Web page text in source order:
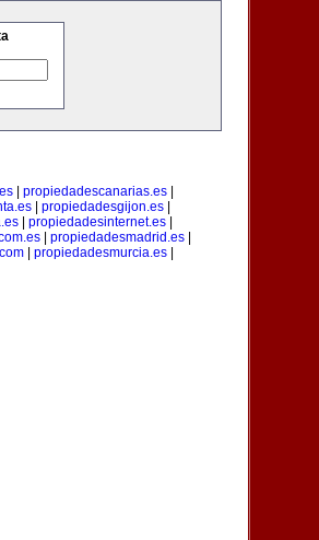
propiedadescanarias.es
| propiedadesgijon.es|
propiedadesinternet.es
| propiedadesmadrid.es|
| propiedadesmurcia.es|